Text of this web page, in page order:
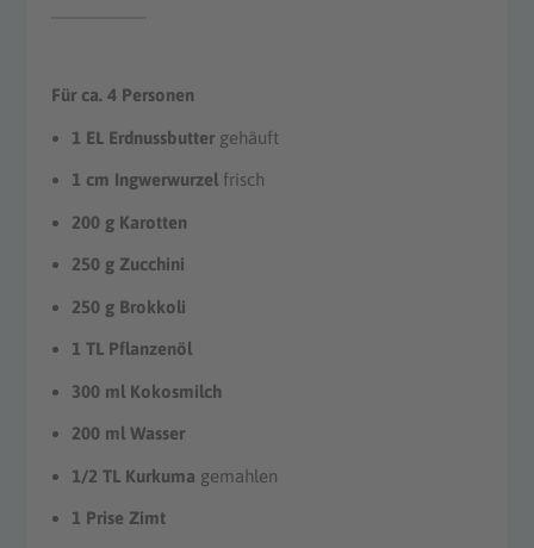
Für ca. 4 Personen
1 EL Erdnussbutter gehäuft
1 cm Ingwerwurzel frisch
200 g Karotten
250 g Zucchini
250 g Brokkoli
1 TL Pflanzenöl
300 ml Kokosmilch
200 ml Wasser
1/2 TL Kurkuma gemahlen
1 Prise Zimt